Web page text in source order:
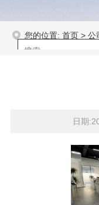
您的位置: 首页 > 公
日期